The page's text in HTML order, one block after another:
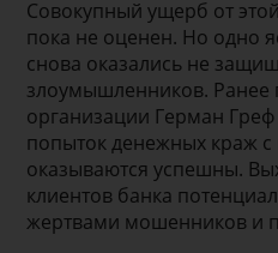
Совокупный ущерб от
пока не оценен. Но одно
снова оказались не
злоумышленников. Ранее
организации Герман
попыток денежных краж с
оказываются успешны.
клиентов банка
жертвами мошенников и